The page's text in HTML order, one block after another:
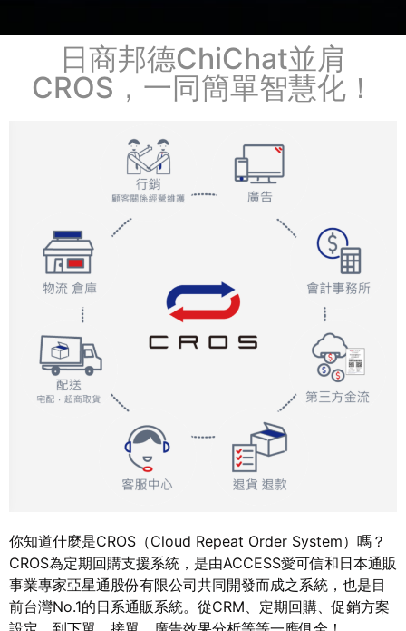
日商邦德ChiChat並肩
CROS，一同簡單智慧化！
你知道什麼是CROS（Cloud Repeat Order System）嗎？
CROS為定期回購支援系統，是由ACCESS愛可信和日本通販
事業專家亞星通股份有限公司共同開發而成之系統，也是目
前台灣No.1的日系通販系統。從CRM、定期回購、促銷方案